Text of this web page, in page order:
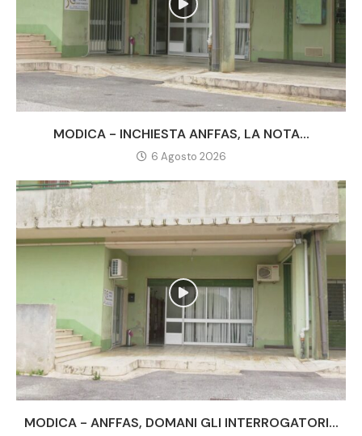
MODICA - INCHIESTA ANFFAS, LA NOTA...
6 Agosto 2026
MODICA - ANFFAS, DOMANI GLI INTERROGATORI...